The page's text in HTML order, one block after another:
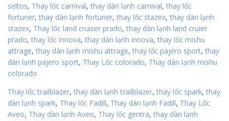
seltos, Thay lốc carnival, thay dàn lạnh carnival, thay lốc
fortuner, thay dàn lạnh fortuner, thay lốc stazex, thay dàn lạnh
stazex, Thay lốc land cruiser prado, thay dàn lạnh land cruier
prado, thay lốc innova, thay dàn lạnh innova, thay lốc mishu
attrage, thay dàn lạnh mishu attrage, thay lốc pajero sport, thay
dàn lạnh pajero sport, Thay Lốc colorado, Thay dàn lạnh mishu
colorado
Thay lốc trailblazer, thay dàn lạnh trailblazer, thay lốc spark, thay
dàn lạnh spark, Thay lốc Fadill, Thay dàn lạnh Fadill, Thay Lốc
Aveo, Thay dàn lạnh Aveo, Thay lốc gentra, thay dàn lạnh